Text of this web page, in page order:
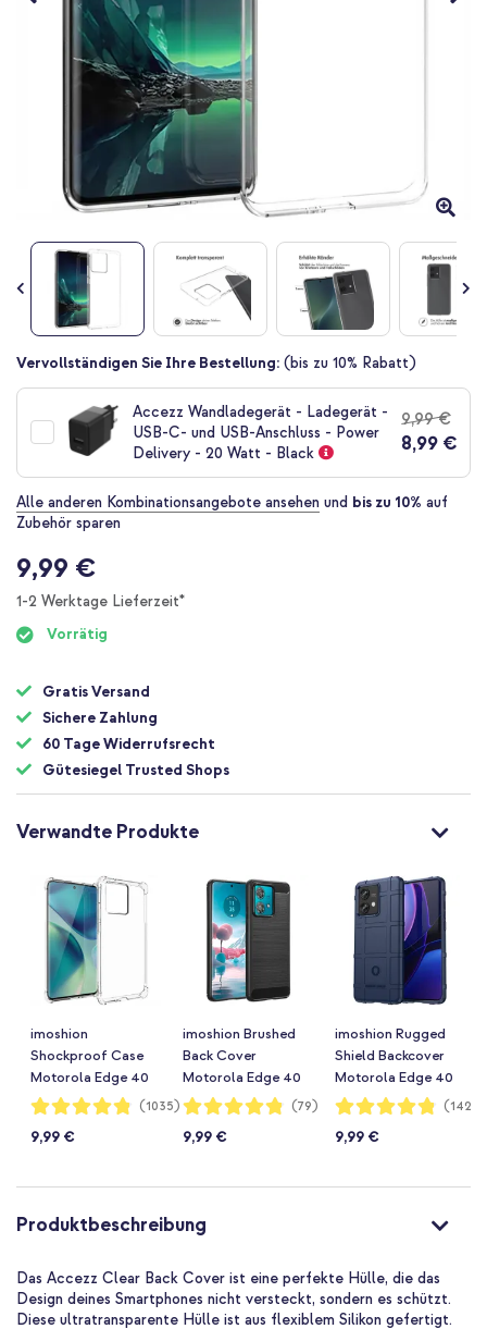
Zum
Bildgalerie
springen
Vervollständigen Sie Ihre Bestellung: (bis zu 10% Rabatt)
Accezz Wandladegerät - Ladegerät -
USB-C- und USB-Anschluss - Power
Delivery - 20 Watt - Black
9,99 €
8,99 €
Alle anderen Kombinationsangebote ansehen und bis zu 10% auf
Zubehör sparen
9,99 €
1-2 Werktage Lieferzeit*
Vorrätig
Gratis Versand
Sichere Zahlung
60 Tage Widerrufsrecht
Gütesiegel Trusted Shops
Verwandte Produkte
imoshion
Shockproof Case
Motorola Edge 40
Neo - Transparent
Bewertung:
96%
(1035)
9,99 €
imoshion Brushed
Back Cover
Motorola Edge 40
Neo - Schwarz
Bewertung:
96%
(79)
9,99 €
imoshion Rugged
Shield Backcover
Motorola Edge 40
Neo - Dunkelblau
Bewertung:
96%
(142)
9,99 €
Produktbeschreibung
Das Accezz Clear Back Cover ist eine perfekte Hülle, die das
Design deines Smartphones nicht versteckt, sondern es schützt.
Diese ultratransparente Hülle ist aus flexiblem Silikon gefertigt.